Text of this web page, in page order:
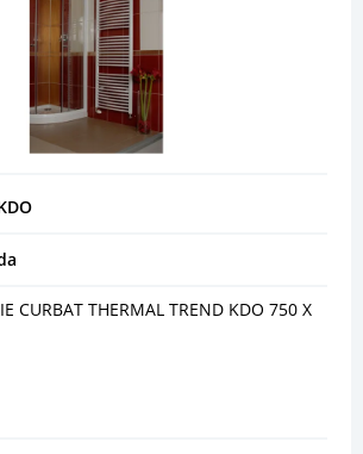
CURBAT THERMAL TREND KDO 750 X